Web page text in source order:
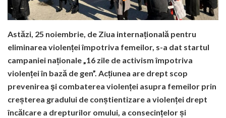
Astăzi, 25 noiembrie, de Ziua internațională pentru
eliminarea violenței împotriva femeilor, s-a dat startul
campaniei naționale „16 zile de activism împotriva
violenței în bază de gen”. Acțiunea are drept scop
prevenirea şi combaterea violenței asupra femeilor prin
creșterea gradului de conștientizare a violenței drept
încălcare a drepturilor omului, a consecințelor și